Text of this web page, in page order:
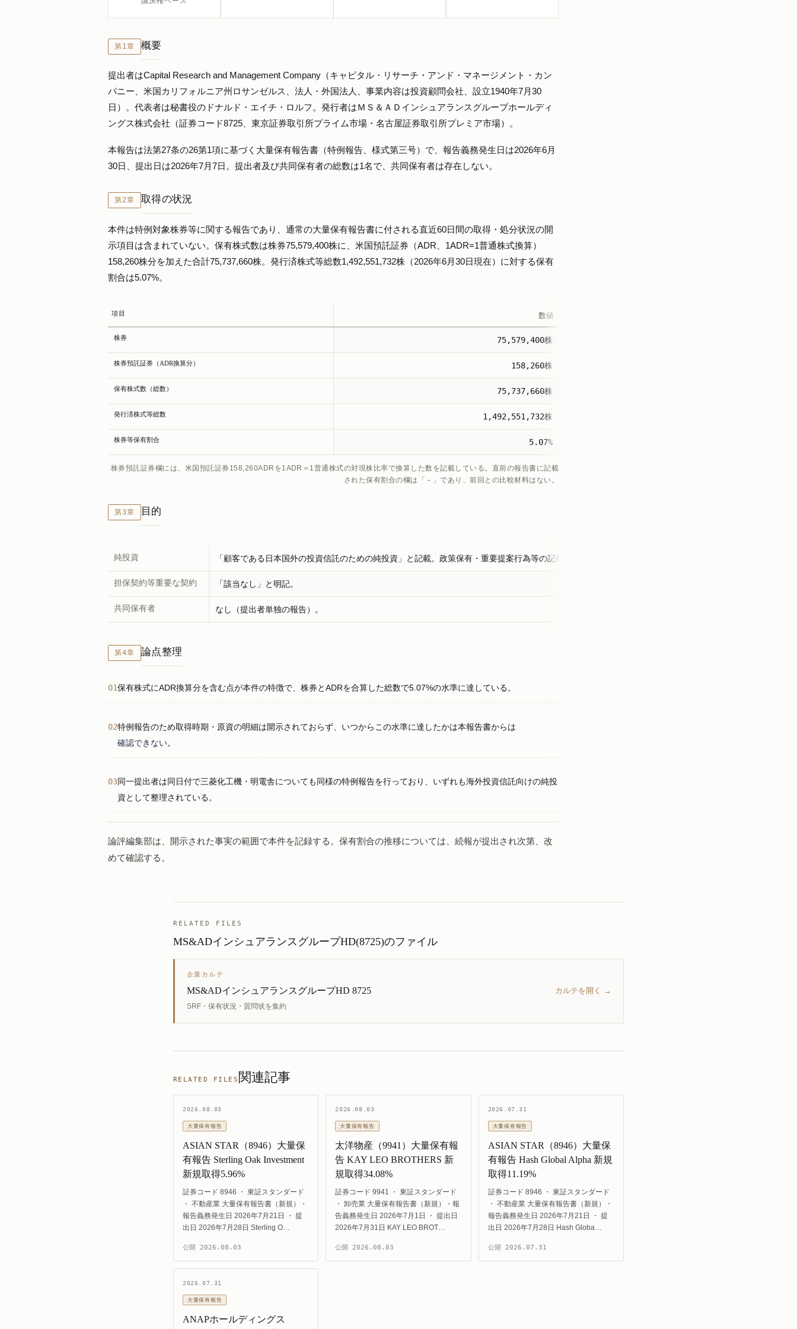
第1章 概要
提出者はCapital Research and Management Company（キャピタル・リサーチ・アンド・マネージメント・カン
パニー、米国カリフォルニア州ロサンゼルス、法人・外国法人、事業内容は投資顧問会社、設立1940年7月30
日）。代表者は秘書役のドナルド・エイチ・ロルフ。発行者はＭＳ＆ＡＤインシュアランスグループホールディ
ングス株式会社（証券コード8725、東京証券取引所プライム市場・名古屋証券取引所プレミア市場）。
本報告は法第27条の26第1項に基づく大量保有報告書（特例報告、様式第三号）で、報告義務発生日は2026年6月
30日、提出日は2026年7月7日。提出者及び共同保有者の総数は1名で、共同保有者は存在しない。
第2章 取得の状況
本件は特例対象株券等に関する報告であり、通常の大量保有報告書に付される直近60日間の取得・処分状況の開
示項目は含まれていない。保有株式数は株券75,579,400株に、米国預託証券（ADR、1ADR=1普通株式換算）
158,260株分を加えた合計75,737,660株。発行済株式等総数1,492,551,732株（2026年6月30日現在）に対する保有
割合は5.07%。
項目 数値
株券 75,579,400株
株券預託証券（ADR換算分） 158,260株
保有株式数（総数） 75,737,660株
発行済株式等総数 1,492,551,732株
株券等保有割合 5.07%
株券預託証券欄には、米国預託証券158,260ADRを1ADR＝1普通株式の対現株比率で換算した数を記載している。直前の報告書に記載
された保有割合の欄は「－」であり、前回との比較材料はない。
第3章 目的
純投資 「顧客である日本国外の投資信託のための純投資」と記載。政策保有・重要提案行為等の記載はない。
担保契約等重要な契約 「該当なし」と明記。
共同保有者 なし（提出者単独の報告）。
第4章 論点整理
01保有株式にADR換算分を含む点が本件の特徴で、株券とADRを合算した総数で5.07%の水準に達している。
02特例報告のため取得時期・原資の明細は開示されておらず、いつからこの水準に達したかは本報告書からは
確認できない。
03同一提出者は同日付で三菱化工機・明電舎についても同様の特例報告を行っており、いずれも海外投資信託向けの純投
資として整理されている。
論評編集部は、開示された事実の範囲で本件を記録する。保有割合の推移については、続報が提出され次第、改
めて確認する。
RELATED FILES
MS&ADインシュアランスグループHD(8725)のファイル
企業カルテ
MS&ADインシュアランスグループHD 8725
SRF・保有状況・質問状を集約
カルテを開く →
RELATED FILES 関連記事
2026.08.03
大量保有報告
ASIAN STAR（8946）大量保
有報告 Sterling Oak Investment
新規取得5.96%
証券コード 8946 ・ 東証スタンダード
・ 不動産業 大量保有報告書（新規）・
報告義務発生日 2026年7月21日 ・ 提
出日 2026年7月28日 Sterling O…
公開 2026.08.03
2026.08.03
大量保有報告
太洋物産（9941）大量保有報
告 KAY LEO BROTHERS 新
規取得34.08%
証券コード 9941 ・ 東証スタンダード
・ 卸売業 大量保有報告書（新規）・報
告義務発生日 2026年7月1日 ・ 提出日
2026年7月31日 KAY LEO BROT…
公開 2026.08.03
2026.07.31
大量保有報告
ASIAN STAR（8946）大量保
有報告 Hash Global Alpha 新規
取得11.19%
証券コード 8946 ・ 東証スタンダード
・ 不動産業 大量保有報告書（新規）・
報告義務発生日 2026年7月21日 ・ 提
出日 2026年7月28日 Hash Globa…
公開 2026.07.31
2026.07.31
大量保有報告
ANAPホールディングス